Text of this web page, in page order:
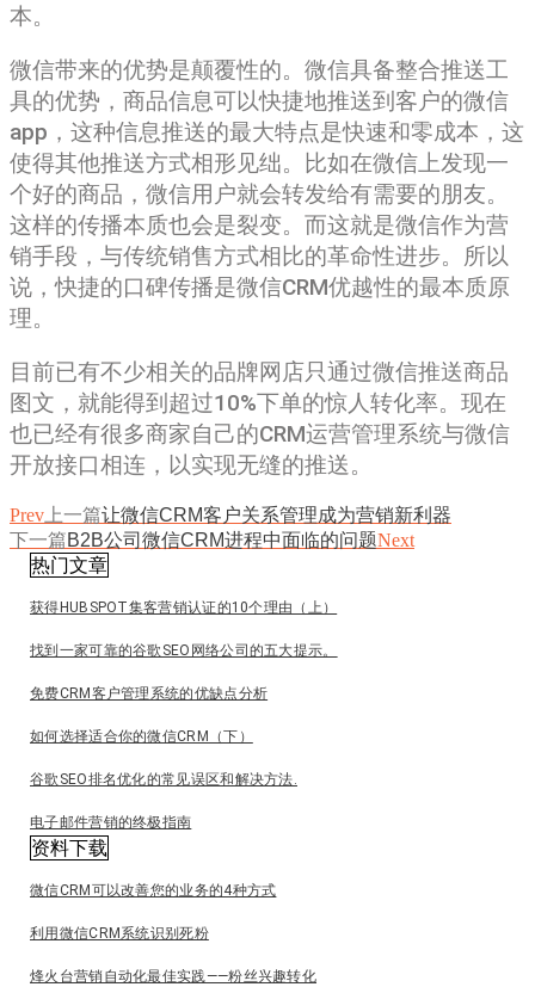
本。
微信带来的优势是颠覆性的。微信具备整合推送工
具的优势，商品信息可以快捷地推送到客户的微信
app，这种信息推送的最大特点是快速和零成本，这
使得其他推送方式相形见绌。比如在微信上发现一
个好的商品，微信用户就会转发给有需要的朋友。
这样的传播本质也会是裂变。而这就是微信作为营
销手段，与传统销售方式相比的革命性进步。所以
说，快捷的口碑传播是微信CRM优越性的最本质原
理。
目前已有不少相关的品牌网店只通过微信推送商品
图文，就能得到超过10%下单的惊人转化率。现在
也已经有很多商家自己的CRM运营管理系统与微信
开放接口相连，以实现无缝的推送。
Prev 上一篇让微信CRM客户关系管理成为营销新利器
下一篇B2B公司微信CRM进程中面临的问题Next
热门文章
获得HUBSPOT集客营销认证的10个理由（上）
找到一家可靠的谷歌SEO网络公司的五大提示。
免费CRM客户管理系统的优缺点分析
如何选择适合你的微信CRM（下）
谷歌SEO排名优化的常见误区和解决方法.
电子邮件营销的终极指南
资料下载
微信CRM可以改善您的业务的4种方式
利用微信CRM系统识别死粉
烽火台营销自动化最佳实践——粉丝兴趣转化